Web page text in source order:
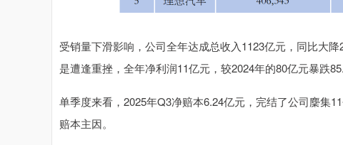
受销量下滑影响，公司全年达成总收入1123亿元，同比大
是遭逢重挫，全年净利润11亿元，较2024年的80亿元暴跌
单季度来看，2025年Q3净赔本6.24亿元，完结了公司麇集
赔本主因。